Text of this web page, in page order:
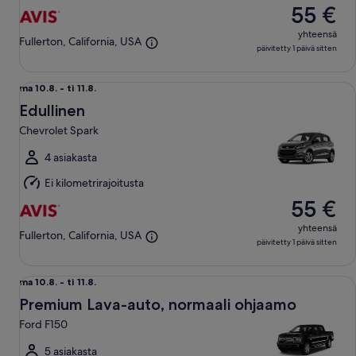
Fullerton, California, USA
55 €
yhteensä
päivitetty 1 päivä sitten
ma
10.8.
viiva
ti
11.8.
ma 10.8. - ti 11.8.
Edullinen
Chevrolet Spark
4 asiakasta
Ei kilometrirajoitusta
Fullerton, California, USA
55 €
yhteensä
päivitetty 1 päivä sitten
ma
10.8.
viiva
ti
11.8.
ma 10.8. - ti 11.8.
Premium Lava-auto, normaali ohjaamo
Ford F150
5 asiakasta